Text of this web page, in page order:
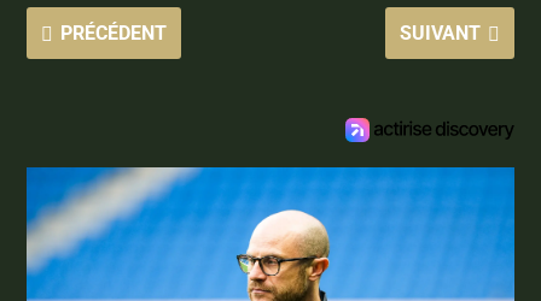
PRÉCÉDENT SUIVANT